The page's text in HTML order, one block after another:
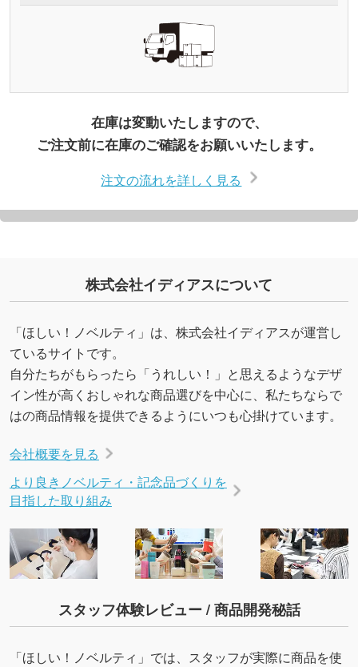
在庫は変動いたしますので、
ご注文前に在庫のご確認をお願いいたします。
注文の流れを詳しく見る
株式会社イディアスについて
「ほしい！ノベルティ」は、株式会社イディアスが運営し
ているサイトです。
自分たちがもらったら「うれしい！」と思えるようなデザ
イン性が高くおしゃれな商品選びを中心に、私たちならで
はの商品情報を提供できるようにいつも心掛けています。
会社概要を見る
より良きノベルティ・記念品づくりを
目指した取り組み
スタッフ体験レビュー / 商品開発秘話
「ほしい！ノベルティ」では、スタッフが実際に商品を使